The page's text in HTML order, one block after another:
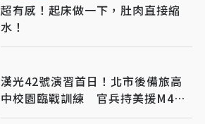
超有感！起床做一下，肚肉直接縮
水！
漢光42號演習首日！北市後備旅高
中校園臨戰訓練 官兵持美援M4A1
步槍操練